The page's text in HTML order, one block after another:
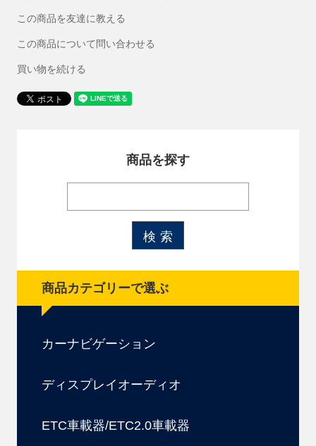
この商品を友達に教える
この商品について問い合わせる
買い物を続ける
商品を探す
商品カテゴリーで選ぶ
カーナビゲーション
ディスプレイオーディオ
ETC車載器/ETC2.0車載器